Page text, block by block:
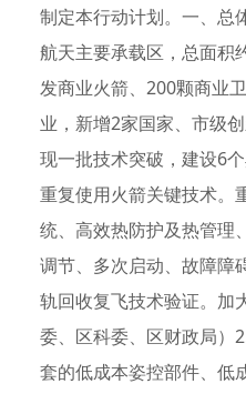
制定本行动计划。一、总
航天主要承载区，总面积
发商业火箭、200颗商业
业，新增2家国家、市级
现一批技术突破，建设6
重复使用火箭关键技术。
统、高效热防护及热管理
调节、多次启动、故障障
轨回收复飞技术验证。加
委、区科委、区财政局）
套的低成本姿控部件、低